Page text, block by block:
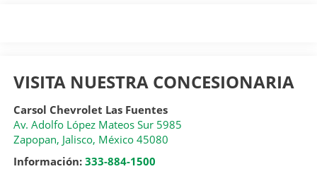
VISITA NUESTRA CONCESIONARIA
Carsol Chevrolet Las Fuentes
Av. Adolfo López Mateos Sur 5985
Zapopan, Jalisco, México 45080
Información: 333-884-1500